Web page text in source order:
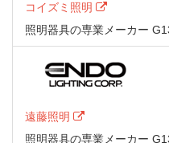
コイズミ照明
照明器具の専業メーカー
遠藤照明
照明器具の専業メーカー